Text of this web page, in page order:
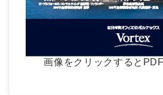
画像をクリックすると